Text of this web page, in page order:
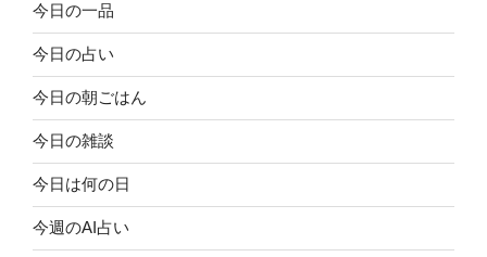
今日の一品
今日の占い
今日の朝ごはん
今日の雑談
今日は何の日
今週のAI占い